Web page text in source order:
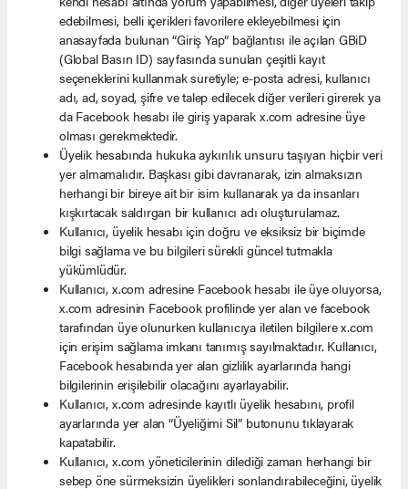
edebilmesi, belli içerikleri favorilere ekleyebilmesi için
anasayfada bulunan “Giriş Yap” bağlantısı ile açılan GBiD
(Global Basın ID) sayfasında sunulan çeşitli kayıt
seçeneklerini kullanmak suretiyle; e-posta adresi, kullanıcı
adı, ad, soyad, şifre ve talep edilecek diğer verileri girerek ya
da Facebook hesabı ile giriş yaparak x.com adresine üye
olması gerekmektedir.
Üyelik hesabında hukuka aykırılık unsuru taşıyan hiçbir veri
yer almamalıdır. Başkası gibi davranarak, izin almaksızın
herhangi bir bireye ait bir isim kullanarak ya da insanları
kışkırtacak saldırgan bir kullanıcı adı oluşturulamaz.
Kullanıcı, üyelik hesabı için doğru ve eksiksiz bir biçimde
bilgi sağlama ve bu bilgileri sürekli güncel tutmakla
yükümlüdür.
Kullanıcı, x.com adresine Facebook hesabı ile üye oluyorsa,
x.com adresinin Facebook profilinde yer alan ve facebook
tarafından üye olunurken kullanıcıya iletilen bilgilere x.com
için erişim sağlama imkanı tanımış sayılmaktadır. Kullanıcı,
Facebook hesabında yer alan gizlilik ayarlarında hangi
bilgilerinin erişilebilir olacağını ayarlayabilir.
Kullanıcı, x.com adresinde kayıtlı üyelik hesabını, profil
ayarlarında yer alan “Üyeliğimi Sil” butonunu tıklayarak
kapatabilir.
Kullanıcı, x.com yöneticilerinin dilediği zaman herhangi bir
sebep öne sürmeksizin üyelikleri sonlandırabileceğini, üyelik